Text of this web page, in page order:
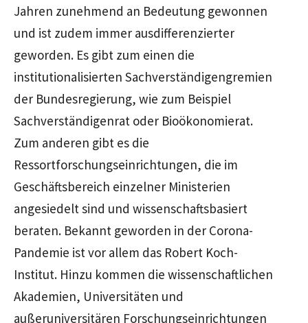
Jahren zunehmend an Bedeutung gewonnen
und ist zudem immer ausdifferenzierter
geworden. Es gibt zum einen die
institutionalisierten Sachverständigengremien
der Bundesregierung, wie zum Beispiel
Sachverständigenrat oder Bioökonomierat.
Zum anderen gibt es die
Ressortforschungseinrichtungen, die im
Geschäftsbereich einzelner Ministerien
angesiedelt sind und wissenschaftsbasiert
beraten. Bekannt geworden in der Corona-
Pandemie ist vor allem das Robert Koch-
Institut. Hinzu kommen die wissenschaftlichen
Akademien, Universitäten und
außeruniversitären Forschungseinrichtungen